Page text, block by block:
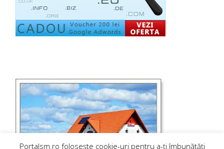
Portalsm.ro folosește cookie-uri pentru a-ți îmbunătăți